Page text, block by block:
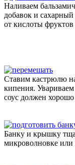
Наливаем
добавок и сахарный
от кислоты
Ставим кастрюлю
кипения.
соус должен хорошо
Банку и крышку
микроволновке или